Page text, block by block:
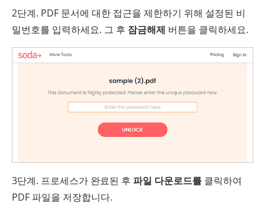
2단계. PDF 문서에 대한 접근을 제한하기 위해 설정된 비
밀번호를 입력하세요. 그 후 잠금해제 버튼을 클릭하세요.
3단계. 프로세스가 완료된 후 파일 다운로드를 클릭하여
PDF 파일을 저장합니다.